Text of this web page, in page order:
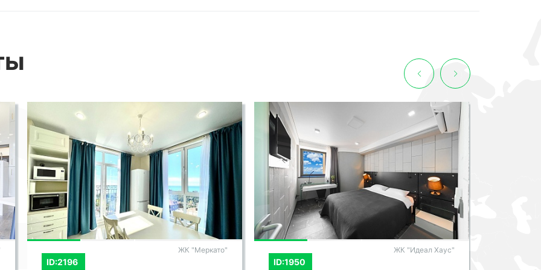
также расположен поблизости,
взрослым, так и детям. Ваши дети будут
места, где они смогут увидеть
новому.
жилье. Эта квартира бизнес-клaсса.
комфортного проживания: простоpные
интерьер, современная кухня,
СМОТРЕТЬ ВСЕ ФОТО
ID:1950
ЖК "Идеал Хаус"
СМОТРЕТЬ ВСЕ ФОТО
ID:1070
АК "Актёр Гэлакси"